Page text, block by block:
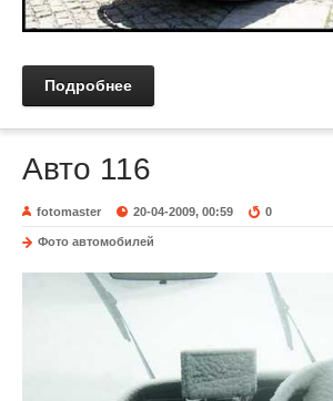
Подробнее
Авто 116
fotomaster 20-04-2009, 00:59 0
Фото автомобилей